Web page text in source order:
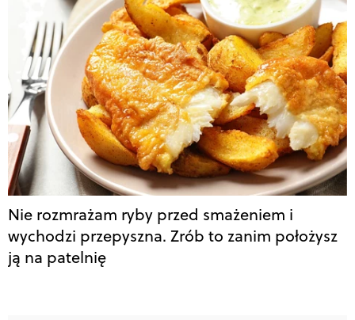
Nie rozmrażam ryby przed smażeniem i
wychodzi przepyszna. Zrób to zanim położysz
ją na patelnię